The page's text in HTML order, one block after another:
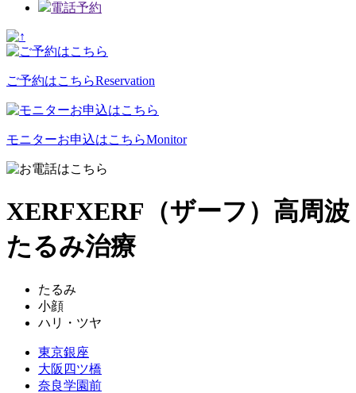
電話予約
ご予約はこちらReservation
モニターお申込はこちらMonitor
XERFXERF（ザーフ）高周波
たるみ治療
たるみ
小顔
ハリ・ツヤ
東京銀座
大阪四ツ橋
奈良学園前